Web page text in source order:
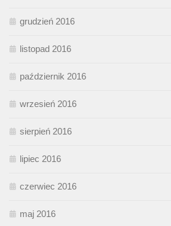
grudzień 2016
listopad 2016
październik 2016
wrzesień 2016
sierpień 2016
lipiec 2016
czerwiec 2016
maj 2016